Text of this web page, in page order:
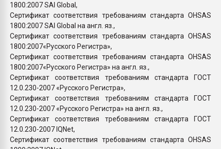
1800:2007 SAI Global,
Сертификат соответствия требованиям стандарта OHSAS
1800:2007 SAI Global на англ. яз.,
Сертификат соответствия требованиям стандарта OHSAS
1800:2007«Русского Регистра»,
Сертификат соответствия требованиям стандарта OHSAS
1800:2007«Русского Регистра» на англ. яз.,
Сертификат соответствия требованиям стандарта ГОСТ
12.0.230-2007 «Русского Регистра»,
Сертификат соответствия требованиям стандарта ГОСТ
12.0.230-2007 «Русского Регистра» на англ. яз.,
Сертификат соответствия требованиям стандарта ГОСТ
12.0.230-2007 IQNet,
Сертификат соответствия требованиям стандарта OHSAS